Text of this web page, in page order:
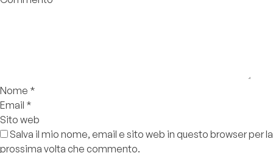
Nome *
Email *
Sito web
Salva il mio nome, email e sito web in questo browser per la
prossima volta che commento.